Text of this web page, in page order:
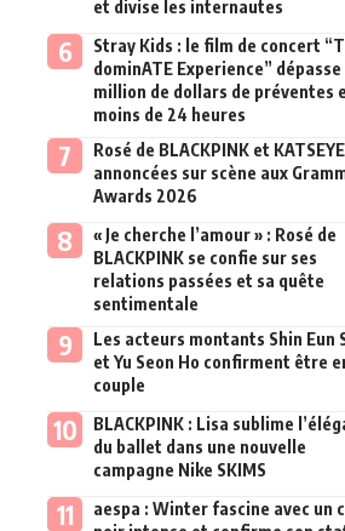
et divise les internautes
Stray Kids : le film de concert
dominATE Experience” dépasse
million de dollars de préventes
moins de 24 heures
Rosé de BLACKPINK et KATSEYE
annoncées sur scène aux
Awards 2026
« Je cherche l’amour » : Rosé de
BLACKPINK se confie sur ses
relations passées et sa quête
sentimentale
Les acteurs montants Shin Eun
et Yu Seon Ho confirment être
couple
BLACKPINK : Lisa sublime
du ballet dans une nouvelle
campagne Nike SKIMS
aespa : Winter fascine avec un